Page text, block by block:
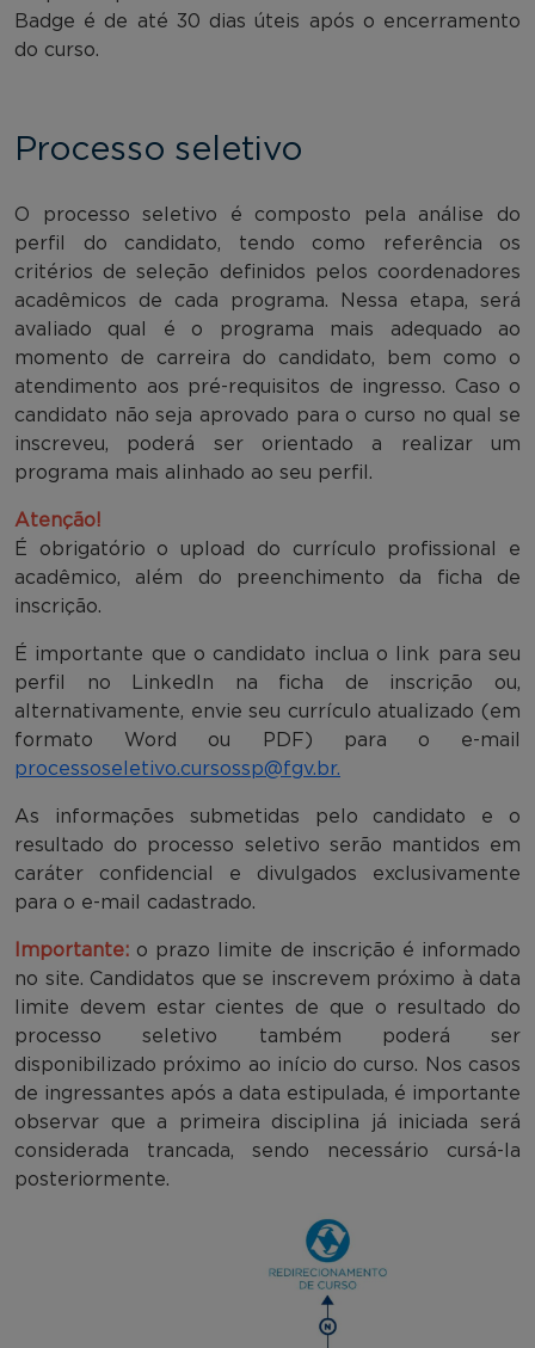
Badge é de até 30 dias úteis após o encerramento
do curso.
Processo seletivo
O processo seletivo é composto pela análise do
perfil do candidato, tendo como referência os
critérios de seleção definidos pelos coordenadores
acadêmicos de cada programa. Nessa etapa, será
avaliado qual é o programa mais adequado ao
momento de carreira do candidato, bem como o
atendimento aos pré-requisitos de ingresso. Caso o
candidato não seja aprovado para o curso no qual se
inscreveu, poderá ser orientado a realizar um
programa mais alinhado ao seu perfil.
Atenção!
É obrigatório o upload do currículo profissional e
acadêmico, além do preenchimento da ficha de
inscrição.
É importante que o candidato inclua o link para seu
perfil no LinkedIn na ficha de inscrição ou,
alternativamente, envie seu currículo atualizado (em
formato Word ou PDF) para o e-mail
processoseletivo.cursossp@fgv.br.
As informações submetidas pelo candidato e o
resultado do processo seletivo serão mantidos em
caráter confidencial e divulgados exclusivamente
para o e-mail cadastrado.
Importante: o prazo limite de inscrição é informado
no site. Candidatos que se inscrevem próximo à data
limite devem estar cientes de que o resultado do
processo seletivo também poderá ser
disponibilizado próximo ao início do curso. Nos casos
de ingressantes após a data estipulada, é importante
observar que a primeira disciplina já iniciada será
considerada trancada, sendo necessário cursá-la
posteriormente.